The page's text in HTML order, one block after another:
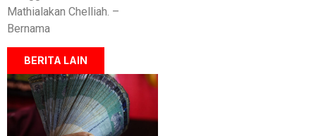
Mathialakan Chelliah. –
Bernama
BERITA LAIN